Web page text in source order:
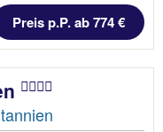
Preis p.P. ab 774 €